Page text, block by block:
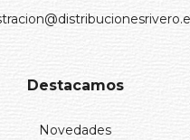
Destacamos
Novedades